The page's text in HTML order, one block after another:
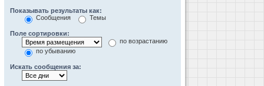
Показывать результаты как:
Сообщения
Темы
Поле сортировки:
по возрастанию
по убыванию
Искать сообщения за: